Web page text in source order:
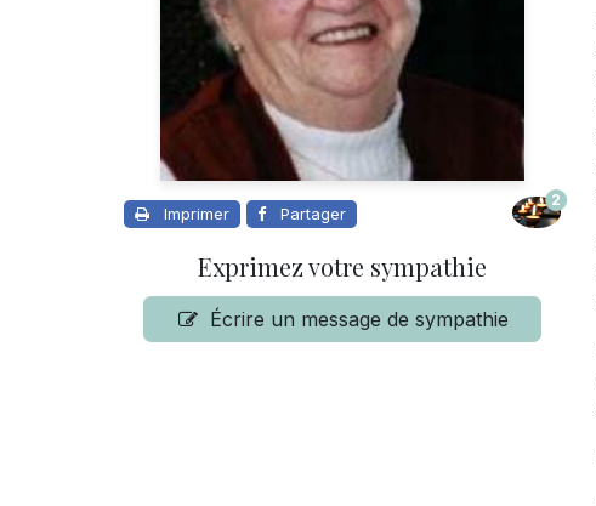
Imprimer Partager
2
Exprimez votre sympathie
Écrire un message de sympathie